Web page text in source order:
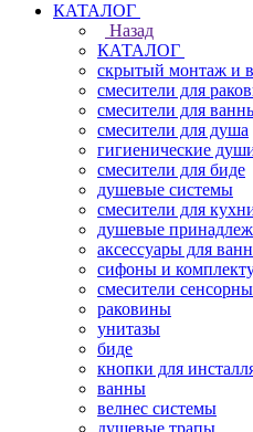
КАТАЛОГ
Назад
КАТАЛОГ
скрытый монтаж и
смесители для
смесители для
смесители для душа
гигиенические
смесители для биде
душевые системы
смесители для
душевые
аксессуары для ванн
сифоны и
смесители
раковины
унитазы
биде
кнопки для
ванны
велнес системы
душевые трапы